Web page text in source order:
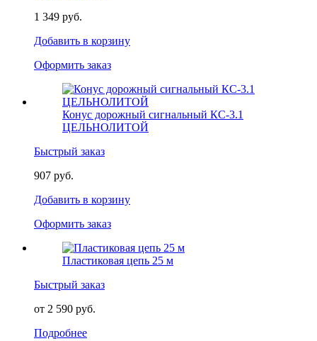
1 349 руб.
Добавить в корзину
Оформить заказ
Конус дорожный сигнальный КС-3.1
ЦЕЛЬНОЛИТОЙ
Быстрый заказ
907 руб.
Добавить в корзину
Оформить заказ
Пластиковая цепь 25 м
Быстрый заказ
от 2 590 руб.
Подробнее